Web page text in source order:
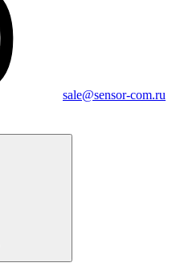
sale@sensor-com.ru